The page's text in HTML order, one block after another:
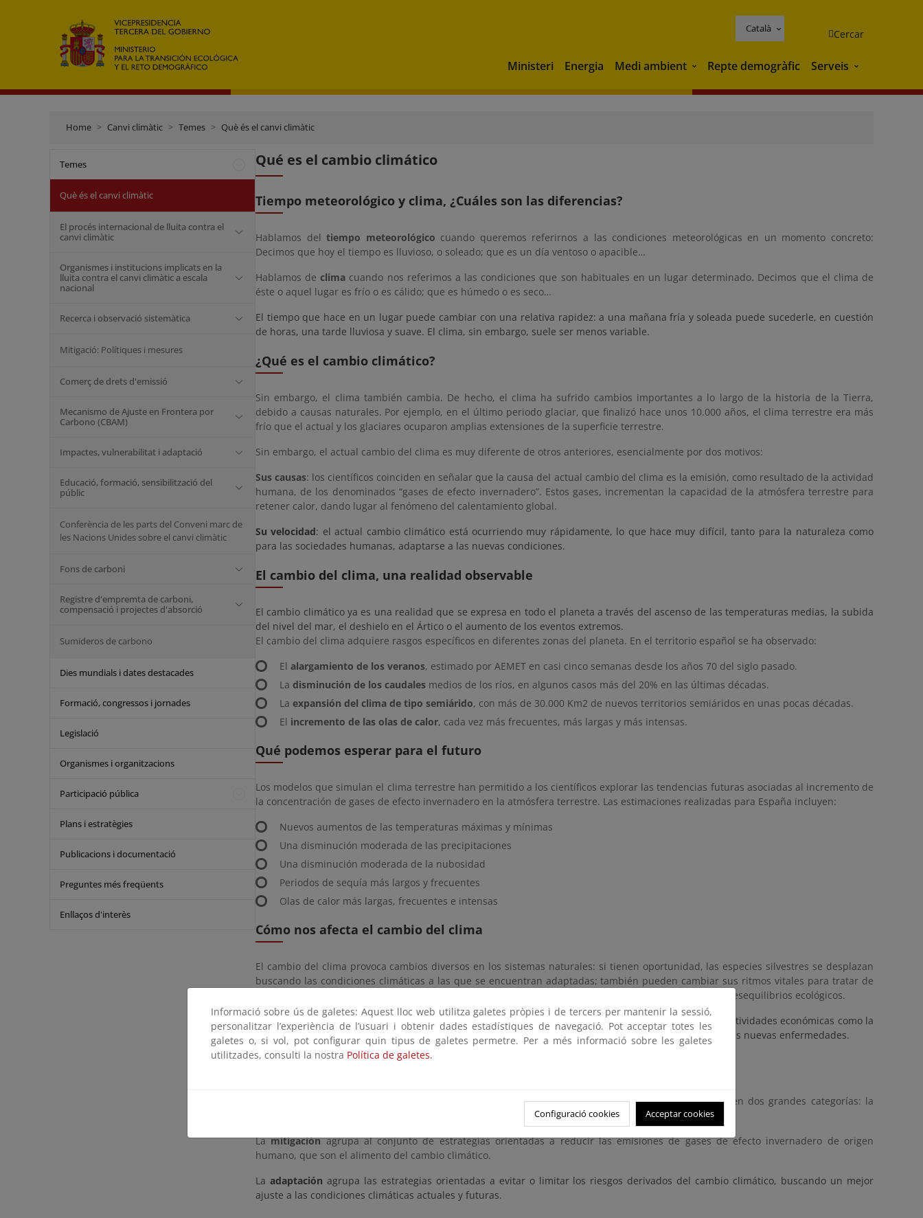
Català Cercar
Ministeri Energia Medi ambient Medi ambient
Repte demogràfic Serveis Serveis
Home Canvi climàtic Temes Què és el canvi climàtic
Temes
Què és el canvi climàtic
El procés internacional de lluita contra el
canvi climàtic
Organismes i institucions implicats en la
lluita contra el canvi climàtic a escala
nacional
Recerca i observació sistemàtica
Mitigació: Polítiques i mesures
Comerç de drets d'emissió
Mecanismo de Ajuste en Frontera por
Carbono (CBAM)
Impactes, vulnerabilitat i adaptació
Educació, formació, sensibilització del
públic
Conferència de les parts del Conveni marc de
les Nacions Unides sobre el canvi climàtic
Fons de carboni
Registre d'empremta de carboni,
compensació i projectes d'absorció
Sumideros de carbono
Dies mundials i dates destacades
Formació, congressos i jornades
Legislació
Organismes i organitzacions
Participació pública
Plans i estratègies
Publicacions i documentació
Preguntes més freqüents
Enllaços d'interès
Qué es el cambio climático
Tiempo meteorológico y clima, ¿Cuáles son las diferencias?
Hablamos deltiempo meteorológico cuando queremos referirnos a las condiciones meteorológicas en un momento concreto:
Decimos que hoy el tiempo es lluvioso, o soleado; que es un día ventoso o apacible…
Hablamos declima cuando nos referimos a las condiciones que son habituales en un lugar determinado. Decimos que el clima de
éste o aquel lugar es frío o es cálido; que es húmedo o es seco…
El tiempo que hace en un lugar puede cambiar con una relativa rapidez: a una mañana fría y soleada puede sucederle, en cuestión
de horas, una tarde lluviosa y suave. El clima, sin embargo, suele ser menos variable.
¿Qué es el cambio climático?
Sin embargo, el clima también cambia. De hecho, el clima ha sufrido cambios importantes a lo largo de la historia de la Tierra,
debido a causas naturales. Por ejemplo, en el último periodo glaciar, que finalizó hace unos 10.000 años, el clima terrestre era más
frío que el actual y los glaciares ocuparon amplias extensiones de la superficie terrestre.
Sin embargo, el actual cambio del clima es muy diferente de otros anteriores, esencialmente por dos motivos:
Sus causas: los científicos coinciden en señalar que la causa del actual cambio del clima es la emisión, como resultado de la actividad
humana, de los denominados “gases de efecto invernadero”. Estos gases, incrementan la capacidad de la atmósfera terrestre para
retener calor, dando lugar al fenómeno del calentamiento global.
Su velocidad: el actual cambio climático está ocurriendo muy rápidamente, lo que hace muy difícil, tanto para la naturaleza como
para las sociedades humanas, adaptarse a las nuevas condiciones.
El cambio del clima, una realidad observable
El cambio climático ya es una realidad que se expresa en todo el planeta a través del ascenso de las temperaturas medias, la subida
del nivel del mar, el deshielo en el Ártico o el aumento de los eventos extremos.
El cambio del clima adquiere rasgos específicos en diferentes zonas del planeta. En el territorio español se ha observado:
El alargamiento de los veranos, estimado por AEMET en casi cinco semanas desde los años 70 del siglo pasado.
La disminución de los caudales medios de los ríos, en algunos casos más del 20% en las últimas décadas.
La expansión del clima de tipo semiárido, con más de 30.000 Km2 de nuevos territorios semiáridos en unas pocas décadas.
El incremento de las olas de calor, cada vez más frecuentes, más largas y más intensas.
Qué podemos esperar para el futuro
Los modelos que simulan el clima terrestre han permitido a los científicos explorar las tendencias futuras asociadas al incremento de
la concentración de gases de efecto invernadero en la atmósfera terrestre. Las estimaciones realizadas para España incluyen:
Nuevos aumentos de las temperaturas máximas y mínimas
Una disminución moderada de las precipitaciones
Una disminución moderada de la nubosidad
Periodos de sequía más largos y frecuentes
Olas de calor más largas, frecuentes e intensas
Cómo nos afecta el cambio del clima
El cambio del clima provoca cambios diversos en los sistemas naturales: si tienen oportunidad, las especies silvestres se desplazan
buscando las condiciones climáticas a las que se encuentran adaptadas; también pueden cambiar sus ritmos vitales para tratar de
ajustarse a los cambios ocurridos en las estaciones. Como resultado, pueden producirse desajustes y desequilibrios ecológicos.
Pero el cambio climático también afecta a las sociedades humanas porque cambia los escenarios de actividades económicas como la
agricultura, la silvicultura o el turismo; y a la propia salud humana, amenazada por las olas de calor y las nuevas enfermedades.
Respuestas frente al cambio climático: mitigación y adaptación
Las respuestas humanas para hacer frente al cambio climático se han agrupado tradicionalmente en dos grandes categorías: la
Lamitigaciónagrupa al conjunto de estrategias orientadas a reducir las emisiones de gases de efecto invernadero de origen
humano, que son el alimento del cambio climático.
La adaptación agrupa las estrategias orientadas a evitar o limitar los riesgos derivados del cambio climático, buscando un mejor
ajuste a las condiciones climáticas actuales y futuras.
Informació sobre ús de galetes: Aquest lloc web utilitza galetes pròpies i de tercers per mantenir la sessió,
personalitzar l’experiència de l’usuari i obtenir dades estadístiques de navegació. Pot acceptar totes les
galetes o, si vol, pot configurar quin tipus de galetes permetre. Per a més informació sobre les galetes
utilitzades, consulti la nostra Política de galetes.
Configuració cookies Acceptar cookies